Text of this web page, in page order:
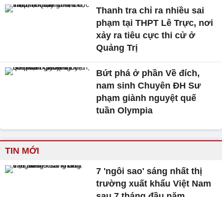
Thanh tra chỉ ra nhiều sai
phạm tại THPT Lê Trực, nơi
xảy ra tiêu cực thi cử ở
Quảng Trị
Bứt phá ở phần Về đích,
nam sinh Chuyên ĐH Sư
phạm giành nguyệt quế
tuần Olympia
TIN MỚI
7 'ngôi sao' sáng nhất thị
trường xuất khẩu Việt Nam